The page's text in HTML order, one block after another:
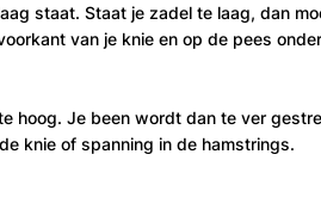
staat. Staat je zadel te laag, dan
van je knie en op de pees onder
hoog. Je been wordt dan te ver
knie of spanning in de hamstrings.